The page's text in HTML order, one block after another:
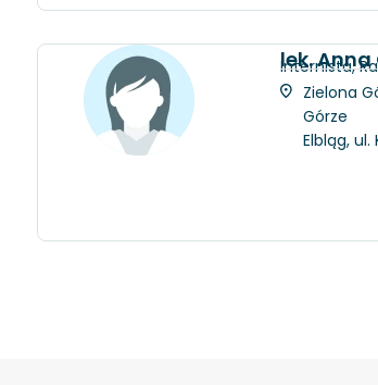
lek.
Internista,
Zielona
Górze
Elbląg,